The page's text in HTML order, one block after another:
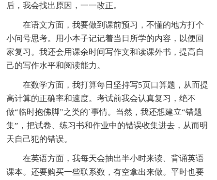
后，我会找出原因，一一改正。
在语文方面，我要做到课前预习，不懂的地方打个
小问号思考。用小本子记记着当日所学的内容，以便回
家复习。我还会用课余时间写作文和读课外书，提高自
己的写作水平和阅读能力。
在数学方面，我打算每日坚持写5页口算题，从而提
高计算的正确率和速度。考试前我会认真复习，绝不
做“临时抱佛脚”之类的`事情。当然，我还想建立“错题
集”，把试卷、练习书和作业中的错误收集进去，从而明
天自己犯的错误。
在英语方面，我每天会抽出半小时来读、背诵英语
课本。还要购买一些联系数，有空拿出来做。平时也要